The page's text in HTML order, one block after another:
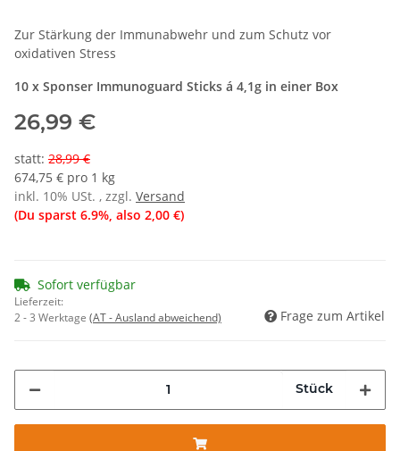
Zur Stärkung der Immunabwehr und zum Schutz vor
oxidativen Stress
10 x Sponser Immunoguard Sticks á 4,1g in einer Box
26,99 €
statt: 28,99 €
674,75 € pro 1 kg
inkl. 10% USt. , zzgl. Versand
(Du sparst 6.9%, also 2,00 €)
Sofort verfügbar
Lieferzeit:
2 - 3 Werktage (AT - Ausland abweichend) Frage zum Artikel
Stück